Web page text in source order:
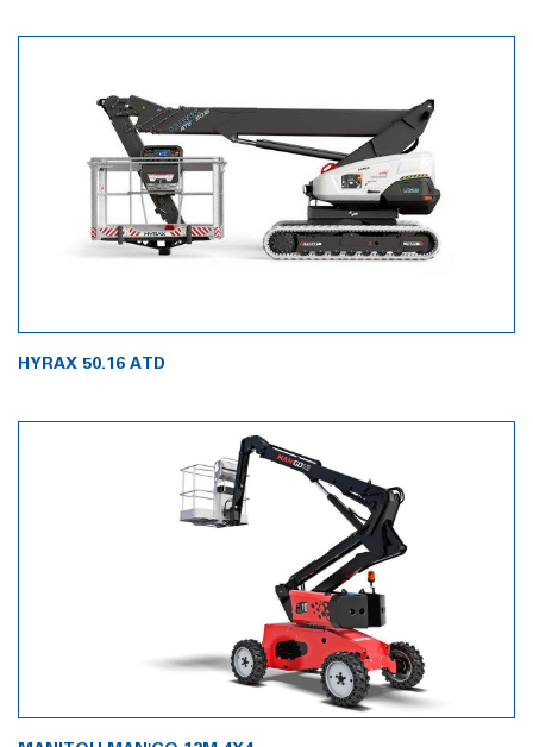
HYRAX 50.16 ATD